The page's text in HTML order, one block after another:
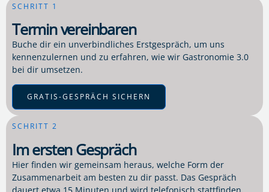
SCHRITT 1
Termin vereinbaren
Buche dir ein unverbindliches Erstgespräch, um uns
kennenzulernen und zu erfahren, wie wir Gastronomie 3.0
bei dir umsetzen.
GRATIS-GESPRÄCH SICHERN
SCHRITT 2
Im ersten Gespräch
Hier finden wir gemeinsam heraus, welche Form der
Zusammenarbeit am besten zu dir passt. Das Gespräch